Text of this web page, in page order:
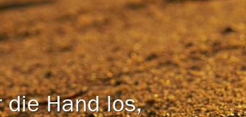
die Hand los,